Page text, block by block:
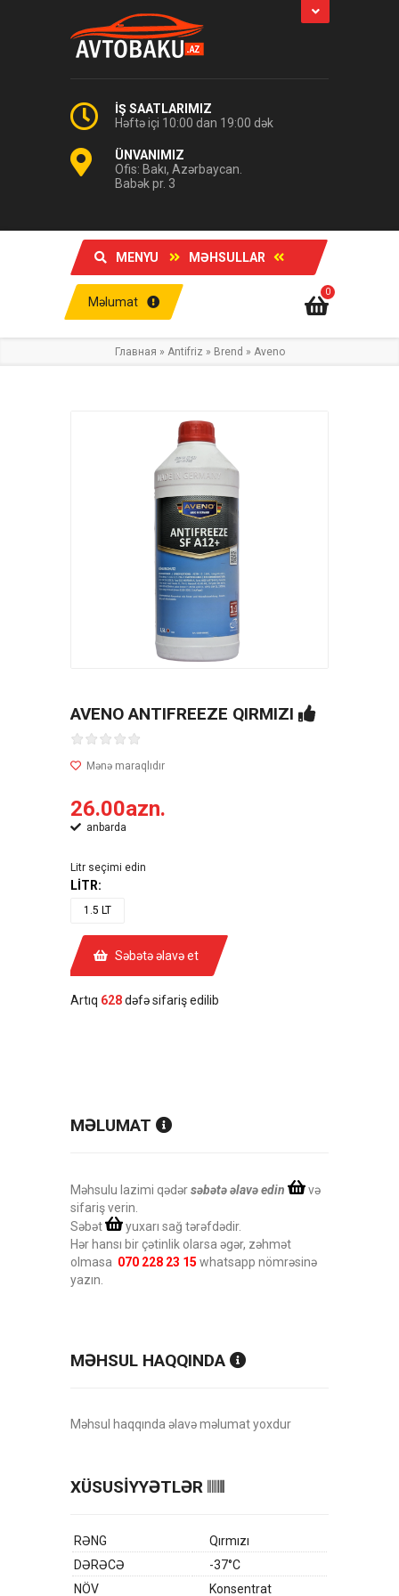
İŞ SAATLARIMIZ
Həftə içi 10:00 dan 19:00 dək
ÜNVANIMIZ
Ofis: Bakı, Azərbaycan.
Babək pr. 3
MENYU MƏHSULLAR
Məlumat
0
Главная » Antifriz » Brend » Aveno
AVENO ANTIFREEZE QIRMIZI
26.00azn.
anbarda
Litr seçimi edin
LİTR:
1.5 LT
Səbətə əlavə et
Artıq 628dəfə sifariş edilib
MƏLUMAT
Məhsulu lazimi qədərsəbətə əlavə edin
və
sifariş verin.
Səbət
yuxarı sağ tərəfdədir.
Hər hansı bir çətinlik olarsa əgər, zəhmət
olmasa 070 228 23 15 whatsapp nömrəsinə
yazın.
MƏHSUL HAQQINDA
Məhsul haqqında əlavə məlumat yoxdur
XÜSUSİYYƏTLƏR
RƏNG
Qırmızı
DƏRƏCƏ
-37°C
NÖV
Konsentrat